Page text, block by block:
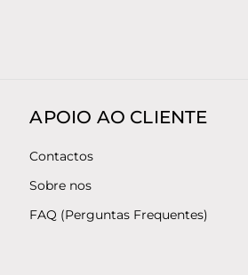
APOIO AO CLIENTE
Contactos
Sobre nos
FAQ (Perguntas Frequentes)